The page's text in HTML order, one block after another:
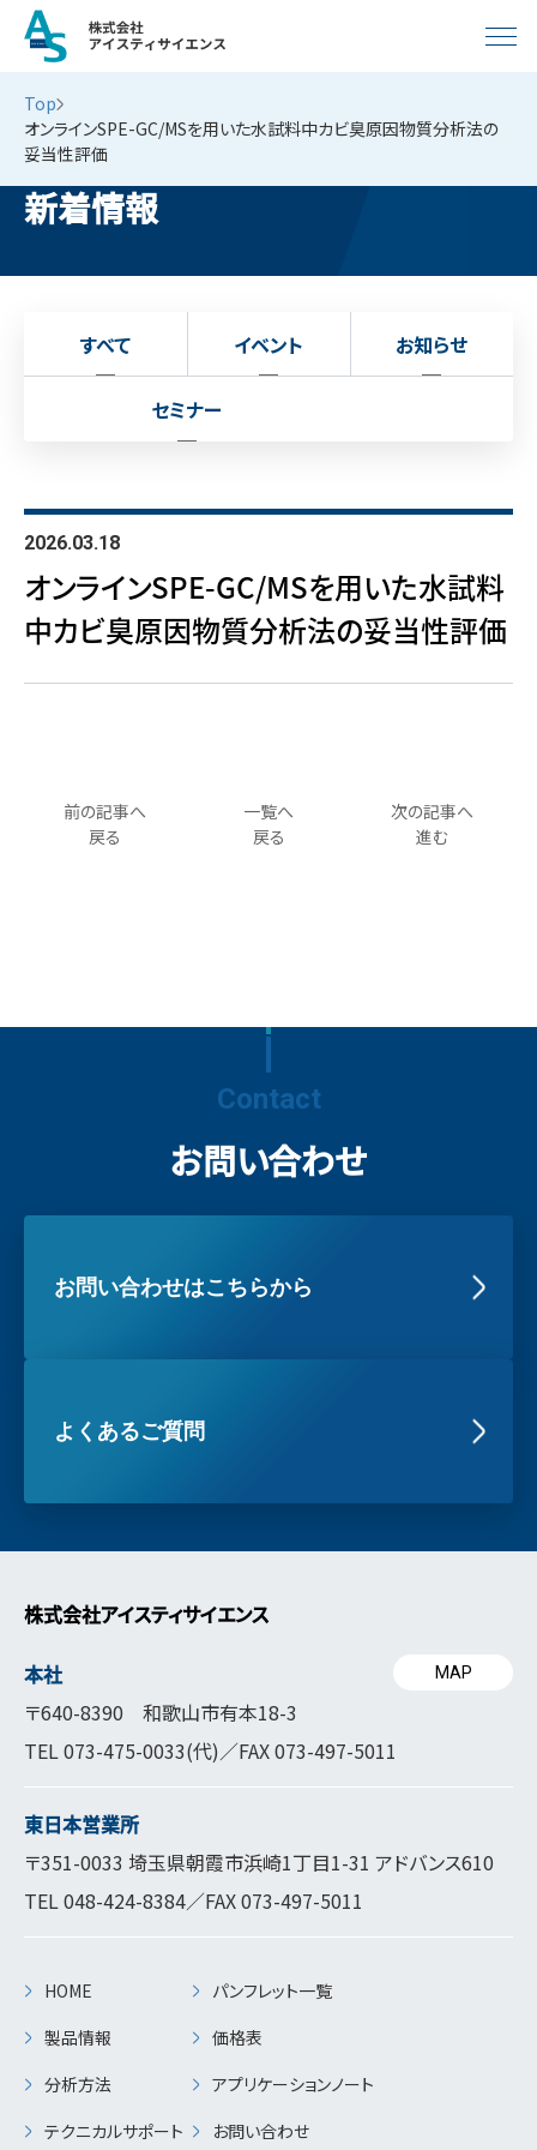
Top
オンラインSPE-GC/MSを用いた水試料中カビ臭原因物質分析法の
妥当性評価
新着情報
すべて イベント お知らせ
セミナー
2026.03.18
オンラインSPE-GC/MSを用いた水試料
中カビ臭原因物質分析法の妥当性評価
一覧へ
戻る
前の記事へ
戻る
次の記事へ
進む
Contact
お問い合わせ
お問い合わせはこちらから
よくあるご質問
株式会社アイスティサイエンス
本社
〒640-8390 和歌山市有本18-3
TEL073-475-0033(代)／FAX 073-497-5011
MAP
東日本営業所
〒351-0033 埼玉県朝霞市浜崎1丁目1-31 アドバンス610
TEL048-424-8384／FAX 073-497-5011
HOME
製品情報
分析方法
テクニカルサポート
パンフレット一覧
価格表
アプリケーションノート
お問い合わせ